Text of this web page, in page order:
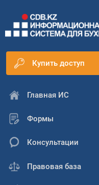
Купить доступ
Главная ИС
Формы
Консультации
Правовая база